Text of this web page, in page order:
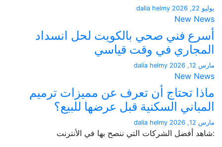
dalia helmy
New
فني صحي بالكويت لحل انسداد
في وقت قياسي
dalia helmy
New
تحتاج أن تعرف عن مميزات ترميم
السكنية قبل عرضها للبيع؟
dalia helmy
الشركات التي ننصح بها في الأنترنت